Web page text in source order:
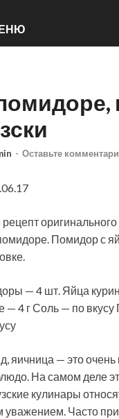
- Оставьте
Помидор с
— 4 шт. Яйца
— 4 г Соль — по вкусу
яичница — это очень
На самом деле
кулинары
Часто